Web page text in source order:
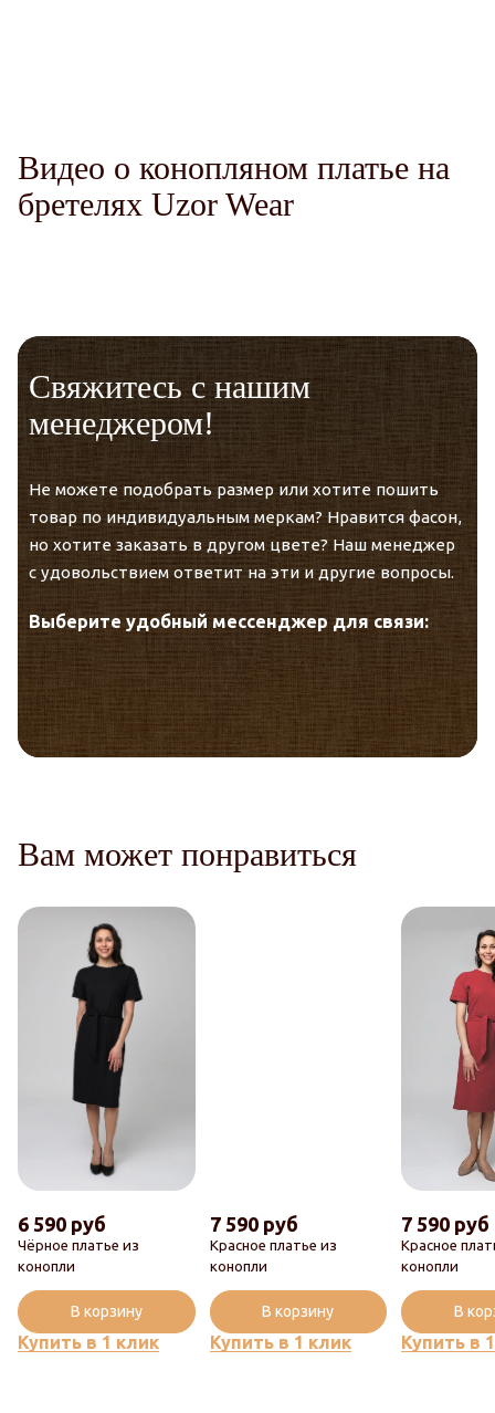
Гигиена.
Долговечность.
Универсальный фасон.
Гарантия качества и экологичности.
Max
Видео о конопляном платье на
бретелях Uzor Wear
Свяжитесь с нашим
менеджером!
Не можете подобрать размер или хотите пошить
товар по индивидуальным меркам? Нравится фасон,
но хотите заказать в другом цвете? Наш менеджер
с удовольствием ответит на эти и другие вопросы.
Выберите удобный мессенджер для связи:
Вам может понравиться
Чёрное платье из
конопли
6 590 руб
Купить в 1 клик
В корзину
Красное платье из
конопли
7 590 руб
Купить в 1 клик
В корзину
Красное
конопли
7 590 руб
Купить в
В